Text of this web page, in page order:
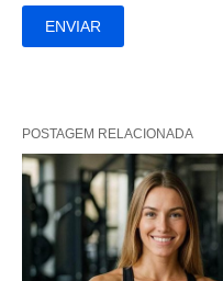
POSTAGEM RELACIONADA